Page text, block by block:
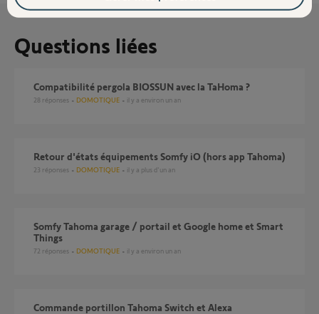
Questions liées
Compatibilité pergola BIOSSUN avec la TaHoma ?
28 réponses DOMOTIQUE il y a environ un an
retour d'états équipements Somfy iO (hors app Tahoma)
23 réponses DOMOTIQUE il y a plus d'un an
Somfy Tahoma garage / portail et Google home et Smart
Things
72 réponses DOMOTIQUE il y a environ un an
Commande portillon Tahoma Switch et Alexa